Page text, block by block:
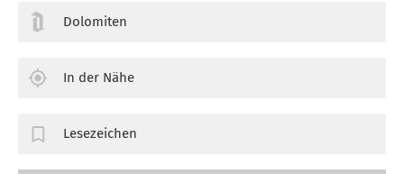
Dolomiten
In der Nähe
Lesezeichen